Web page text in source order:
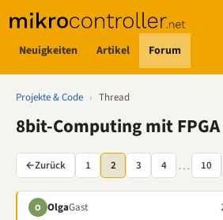
Neuigkeiten Artikel Forum
Projekte & Code › Thread
8bit-Computing mit FPGA
←Zurück 1 2 3 4 … 10
O OlgaGast